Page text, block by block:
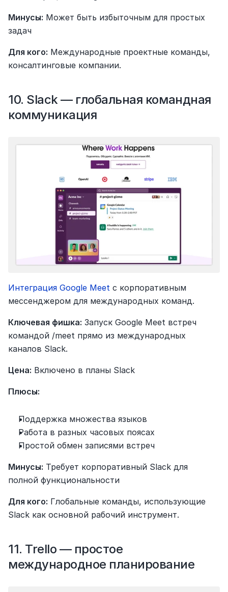
Минусы: Может быть избыточным для простых
задач
Для кого: Международные проектные команды,
консалтинговые компании.
10. Slack — глобальная командная
коммуникация
Интеграция Google Meet с корпоративным
мессенджером для международных команд.
Ключевая фишка: Запуск Google Meet встреч
командой /meet прямо из международных
каналов Slack.
Цена: Включено в планы Slack
Плюсы:
Поддержка множества языков
Работа в разных часовых поясах
Простой обмен записями встреч
Минусы: Требует корпоративный Slack для
полной функциональности
Для кого: Глобальные команды, использующие
Slack как основной рабочий инструмент.
11. Trello — простое
международное планирование